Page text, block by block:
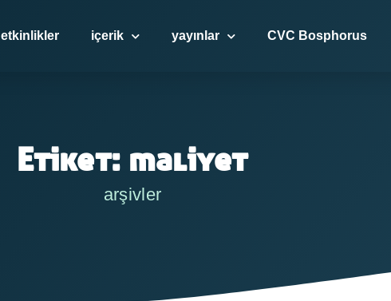
etkinlikler içerik yayınlar CVC Bosphorus
Etiket: maliyet
arşivler